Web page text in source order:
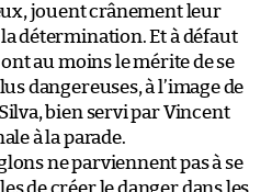
jouent crânement leur
détermination. Et à défaut
au moins le mérite de se
dangereuses, à l’image de
bien servi par Vincent
à la parade.
ne parviennent pas à se
de créer le danger dans les